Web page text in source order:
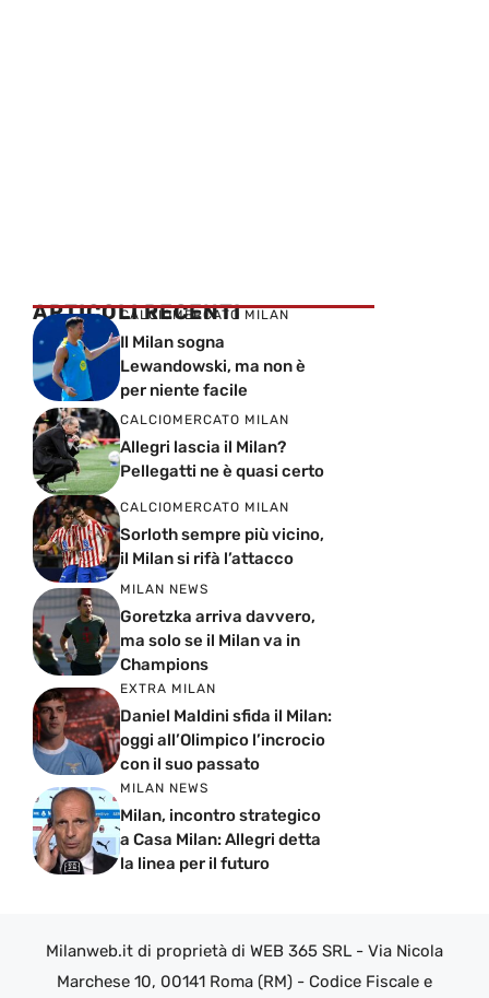
ARTICOLI RECENTI
CALCIOMERCATO MILAN
Il Milan sogna
Lewandowski, ma non è
per niente facile
CALCIOMERCATO MILAN
Allegri lascia il Milan?
Pellegatti ne è quasi certo
CALCIOMERCATO MILAN
Sorloth sempre più vicino,
il Milan si rifà l’attacco
MILAN NEWS
Goretzka arriva davvero,
ma solo se il Milan va in
Champions
EXTRA MILAN
Daniel Maldini sfida il Milan:
oggi all’Olimpico l’incrocio
con il suo passato
MILAN NEWS
Milan, incontro strategico
a Casa Milan: Allegri detta
la linea per il futuro
Milanweb.it di proprietà di WEB 365 SRL - Via Nicola
Marchese 10, 00141 Roma (RM) - Codice Fiscale e